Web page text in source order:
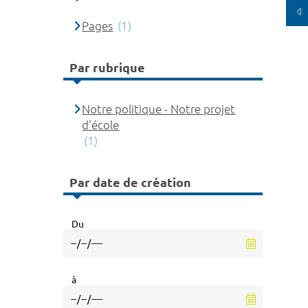
Pages (1)
Par rubrique
Notre politique - Notre projet
d'école
(1)
Par date de création
Du
à